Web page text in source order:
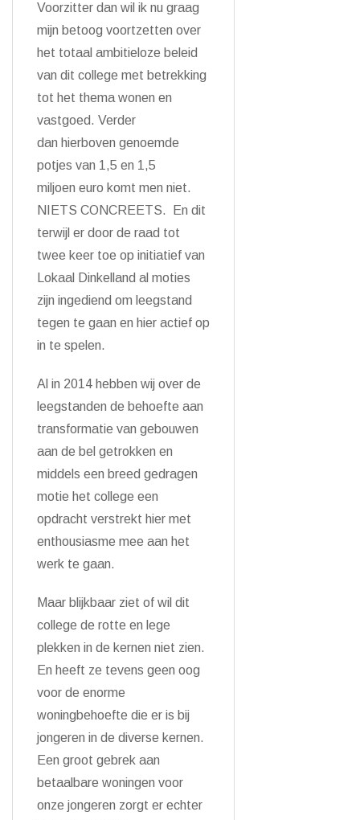
Voorzitter dan wil ik nu graag
mijn betoog voortzetten over
het totaal ambitieloze beleid
van dit college met betrekking
tot het thema wonen en
vastgoed. Verder
dan hierboven genoemde
potjes van 1,5 en 1,5
miljoen euro komt men niet.
NIETS CONCREETS. En dit
terwijl er door de raad tot
twee keer toe op initiatief van
Lokaal Dinkelland al moties
zijn ingediend om leegstand
tegen te gaan en hier actief op
in te spelen.
Al in 2014 hebben wij over de
leegstanden de behoefte aan
transformatie van gebouwen
aan de bel getrokken en
middels een breed gedragen
motie het college een
opdracht verstrekt hier met
enthousiasme mee aan het
werk te gaan.
Maar blijkbaar ziet of wil dit
college de rotte en lege
plekken in de kernen niet zien.
En heeft ze tevens geen oog
voor de enorme
woningbehoefte die er is bij
jongeren in de diverse kernen.
Een groot gebrek aan
betaalbare woningen voor
onze jongeren zorgt er echter